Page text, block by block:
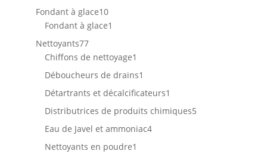
produits
Fondant à glace1010
produits
Fondant à glace1
Nettoyants7777
produits
Chiffons de nettoyage1
produit
Déboucheurs de drains1
produit
Détartrants et décalcificateurs1
produit
Distributrices de produits chimiques55
Eau de Javel et ammoniac44
Nettoyants en poudre1